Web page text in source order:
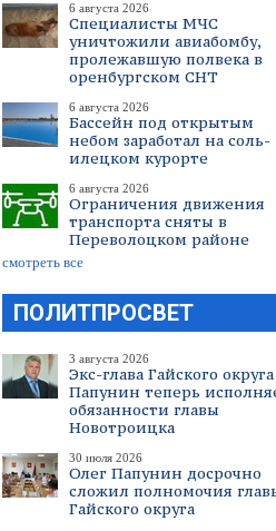
6 августа 2026
Специалисты МЧС
уничтожили авиабомбу,
пролежавшую полвека в
оренбургском СНТ
6 августа 2026
Бассейн под открытым
небом заработал на соль-
илецком курорте
6 августа 2026
Ограничения движения
транспорта сняты в
Переволоцком районе
смотреть все
ПОЛИТПРОСВЕТ
3 августа 2026
Экс-глава Гайского округа
Папунин теперь
обязанности главы
Новотроицка
30 июля 2026
Олег Папунин досрочно
сложил полномочия
Гайского округа